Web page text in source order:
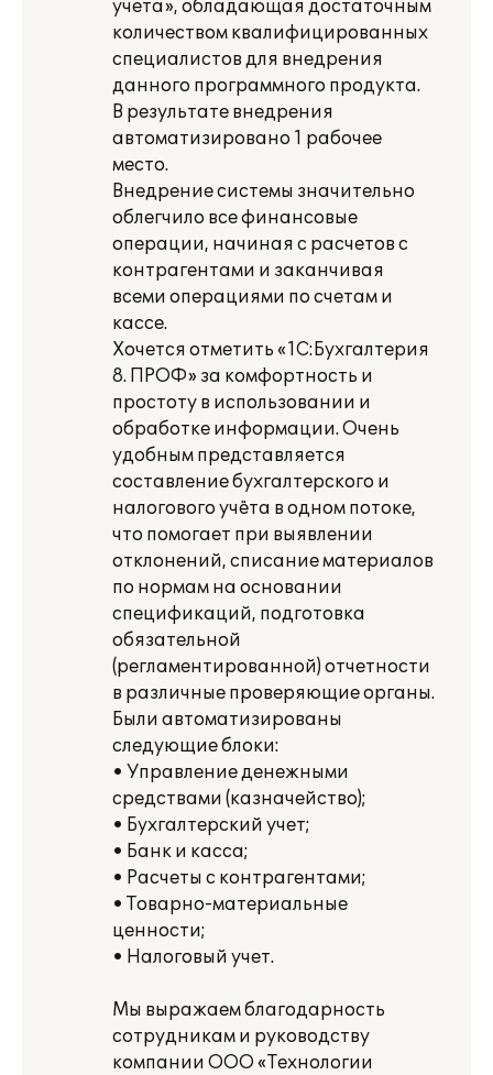
учета», обладающая достаточным
количеством квалифицированных
специалистов для внедрения
данного программного продукта.
В результате внедрения
автоматизировано 1 рабочее
место.
Внедрение системы значительно
облегчило все финансовые
операции, начиная с расчетов с
контрагентами и заканчивая
всеми операциями по счетам и
кассе.
Хочется отметить «1С:Бухгалтерия
8. ПРОФ» за комфортность и
простоту в использовании и
обработке информации. Очень
удобным представляется
составление бухгалтерского и
налогового учёта в одном потоке,
что помогает при выявлении
отклонений, списание материалов
по нормам на основании
спецификаций, подготовка
обязательной
(регламентированной) отчетности
в различные проверяющие органы.
Были автоматизированы
следующие блоки:
• Управление денежными
средствами (казначейство);
• Бухгалтерский учет;
• Банк и касса;
• Расчеты с контрагентами;
• Товарно-материальные
ценности;
• Налоговый учет.
Мы выражаем благодарность
сотрудникам и руководству
компании ООО «Технологии